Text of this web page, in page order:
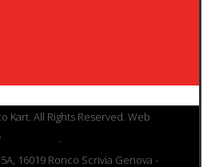
Kart. All Rights Reserved. Web
.
16019 Ronco Scrivia Genova -